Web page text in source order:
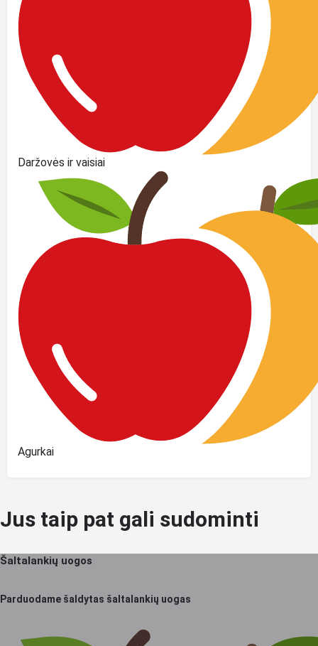
Daržovės ir vaisiai
Agurkai
Jus taip pat gali sudominti
Šaltalankių uogos
Parduodame šaldytas šaltalankių uogas